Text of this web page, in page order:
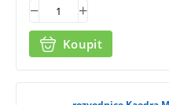
Koupit